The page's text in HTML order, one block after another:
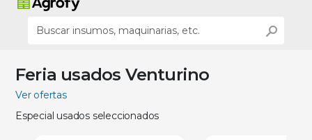
Feria usados Venturino
Ver ofertas
Especial usados seleccionados